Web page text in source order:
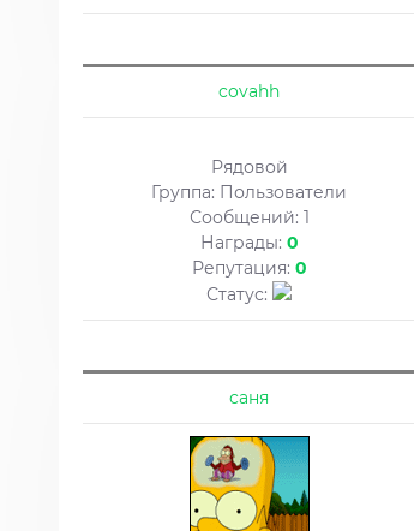
covahh
Рядовой
Группа: Пользователи
Сообщений: 1
Награды: 0
Репутация: 0
Статус:
саня